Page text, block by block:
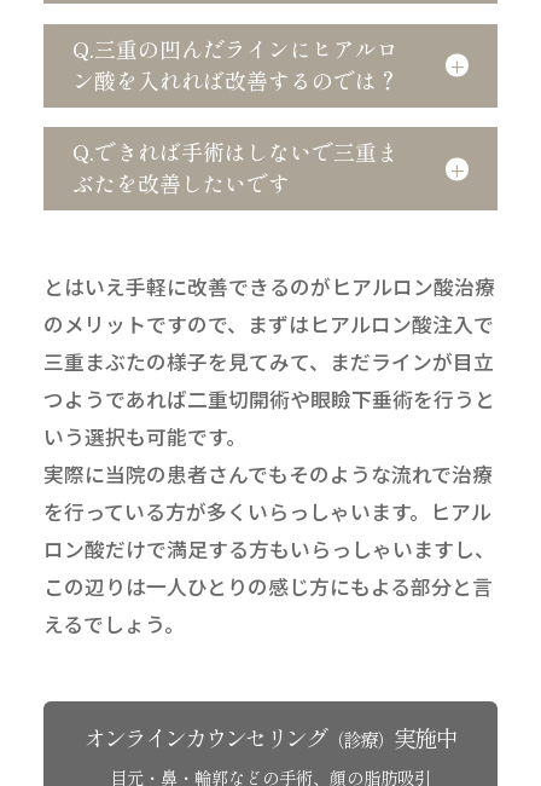
Q.三重の凹んだラインにヒアルロ
ン酸を入れれば改善するのでは？
Q.できれば手術はしないで三重ま
ぶたを改善したいです
とはいえ手軽に改善できるのがヒアルロン酸治療
のメリットですので、まずはヒアルロン酸注入で
三重まぶたの様子を見てみて、まだラインが目立
つようであれば二重切開術や眼瞼下垂術を行うと
いう選択も可能です。
実際に当院の患者さんでもそのような流れで治療
を行っている方が多くいらっしゃいます。ヒアル
ロン酸だけで満足する方もいらっしゃいますし、
この辺りは一人ひとりの感じ方にもよる部分と言
えるでしょう。
オンラインカウンセリング（診療） 実施中
目元・鼻・輪郭などの手術、顔の脂肪吸引